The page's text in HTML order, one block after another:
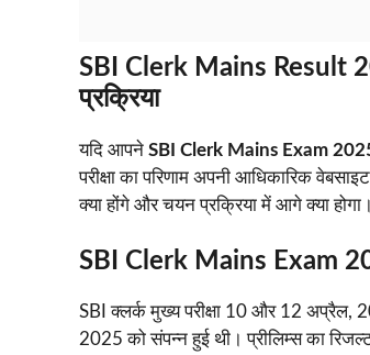
SBI Clerk Mains Result
प्रक्रिया
यदि आपने SBI Clerk Mains Exam
परीक्षा का परिणाम अपनी आधिकारिक
क्या होंगे और चयन प्रक्रिया में आगे क्या होगा।
SBI Clerk Mains Exam
SBI क्लर्क मुख्य परीक्षा 10 और 12 अप्रैल,
2025 को संपन्न हुई थी। प्रीलिम्स का